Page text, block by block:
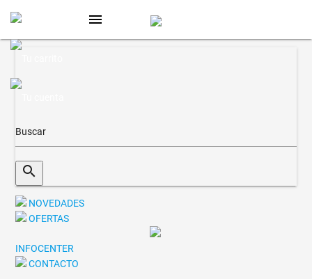
menu
search
NOVEDADES
OFERTAS
INFOCENTER
CONTACTO